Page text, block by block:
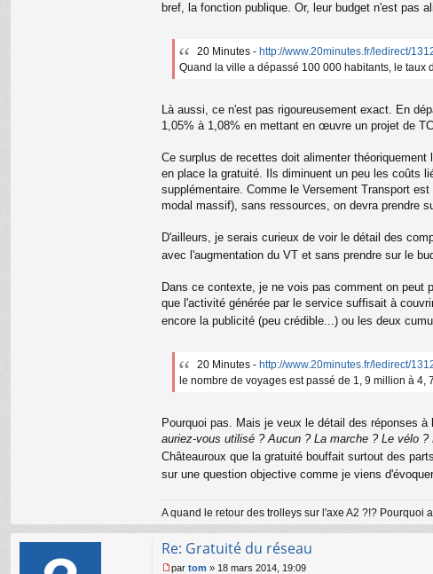
bref, la fonction publique. Or, leur budget n'est pas
20 Minutes - http://www.20minutes.fr/ledirect/
Quand la ville a dépassé 100 000 habitants, le taux
Là aussi, ce n'est pas rigoureusement exact. En
1,05% à 1,08% en mettant en œuvre un projet de
Ce surplus de recettes doit alimenter
en place la gratuité. Ils diminuent un peu les coûts
supplémentaire. Comme le Versement Transport
modal massif), sans ressources, on devra prendre
D'ailleurs, je serais curieux de voir le détail des
avec l'augmentation du VT et sans prendre sur le
Dans ce contexte, je ne vois pas comment on peut
que l'activité générée par le service suffisait à
encore la publicité (peu crédible...) ou les deux
20 Minutes - http://www.20minutes.fr/ledirect/
le nombre de voyages est passé de 1, 9 million à
Pourquoi pas. Mais je veux le détail des réponses
auriez-vous utilisé ? Aucun ? La marche ? Le vélo
Châteauroux que la gratuité bouffait surtout des
sur une question objective comme je viens
A quand le retour des trolleys sur l'axe A2 ?!? Pourquoi
Re: Gratuité du réseau
par tom » 18 mars 2014, 19:09